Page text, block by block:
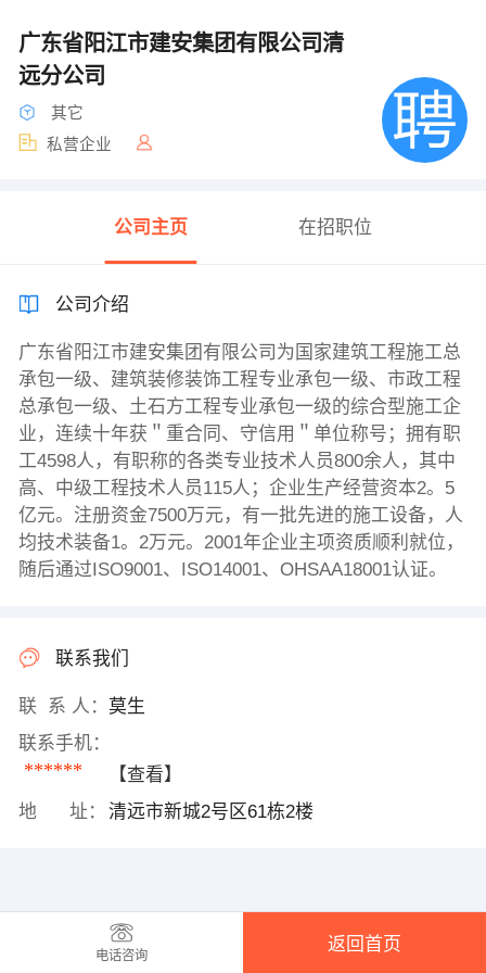
广东省阳江市建安集团有限公司清
远分公司
其它
私营企业
公司主页 在招职位
公司介绍
广东省阳江市建安集团有限公司为国家建筑工程施工总
承包一级、建筑装修装饰工程专业承包一级、市政工程
总承包一级、土石方工程专业承包一级的综合型施工企
业，连续十年获＂重合同、守信用＂单位称号；拥有职
工4598人，有职称的各类专业技术人员800余人，其中
高、中级工程技术人员115人；企业生产经营资本2。5
亿元。注册资金7500万元，有一批先进的施工设备，人
均技术装备1。2万元。2001年企业主项资质顺利就位，
随后通过ISO9001、ISO14001、OHSAA18001认证。
联系我们
联 系 人： 莫生
联系手机：
******
【查看】
地 址：
清远市新城2号区61栋2楼
电话咨询
返回首页